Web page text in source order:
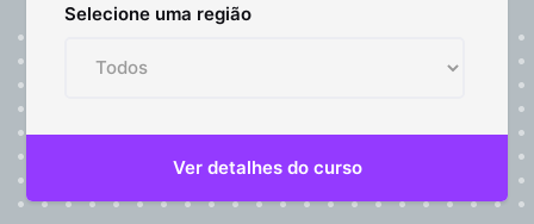
Selecione uma região